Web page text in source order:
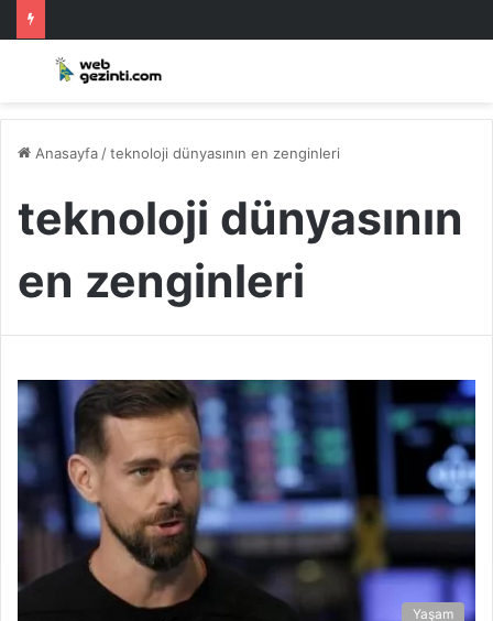
Anasayfa /teknoloji dünyasının en zenginleri
teknoloji dünyasının
en zenginleri
Yaşam